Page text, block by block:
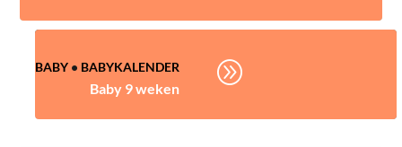
BABY• BABYKALENDER
Baby 9 weken
A